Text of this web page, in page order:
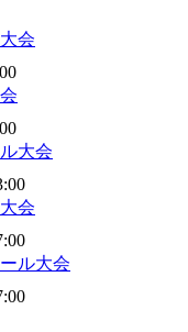
会
大会
会
ル大会